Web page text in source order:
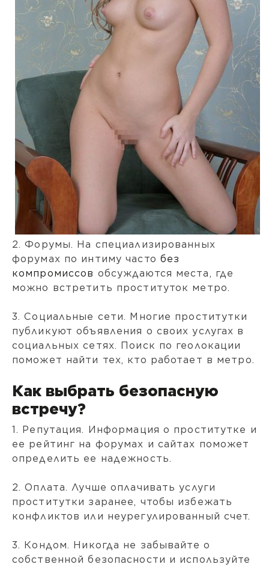
2. Форумы. На специализированных
форумах по интиму часто без
компромиссов обсуждаются места, где
можно встретить проституток метро.
3. Социальные сети. Многие проститутки
публикуют объявления о своих услугах в
социальных сетях. Поиск по геолокации
поможет найти тех, кто работает в метро.
Как выбрать безопасную
встречу?
1. Репутация. Информация о проститутке и
ее рейтинг на форумах и сайтах поможет
определить ее надежность.
2. Оплата. Лучше оплачивать услуги
проститутки заранее, чтобы избежать
конфликтов или неурегулированный счет.
3. Кондом. Никогда не забывайте о
собственной безопасности и используйте